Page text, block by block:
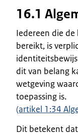
16.1
Iedereen die
bereikt, is
dit van belang
wetgeving
toepassing is.
(artikel 1:34
Dit betekent